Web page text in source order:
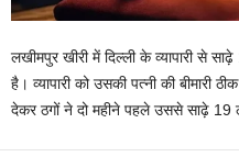
लखीमपुर खीरी में दिल्ली के व्यापारी से
है। व्यापारी को उसकी पत्नी की बीमारी
देकर ठगों ने दो महीने पहले उससे साढ़े 19